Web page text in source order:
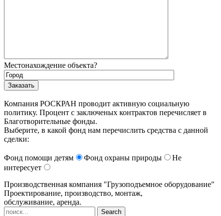
Местонахождение объекта?
Компания РОСКРАН проводит активную социальную
политику. Процент с заключеных контрактов перечисляет в
Благотворительные фонды.
Выберите, в какой фонд нам перечислить средства с данной
сделки:
Фонд помощи детям Фонд охраны природы
Не
интересует
Производственная компания "Грузоподъемное оборудование"
Проектирование, производство, монтаж,
обслуживание, аренда.